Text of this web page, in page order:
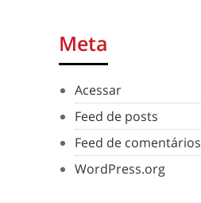
Meta
Acessar
Feed de posts
Feed de comentários
WordPress.org